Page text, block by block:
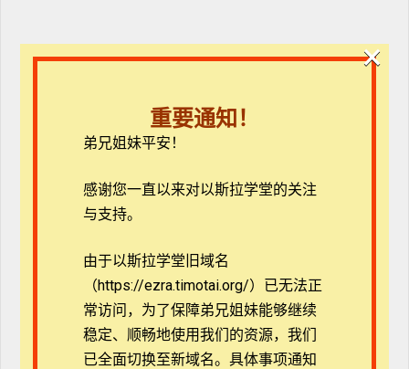
* 登录后在页面上点击“开始学习”按钮免费选课，未注
注册
暂无评论
重要通知！
弟兄姐妹平安！
感谢您一直以来对以斯拉学堂的关注
与支持。
由于以斯拉学堂旧域名
（https://ezra.timotai.org/）已无法正
常访问， 为了保障弟兄姐妹能够继续
稳定、顺畅地使用我们的资源，我们
已全面切换至新域名。具体事项通知
×